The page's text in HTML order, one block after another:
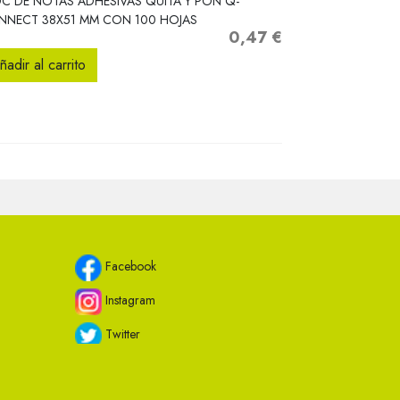
38X51 MM CON 100 HOJAS
Precio
0,47 €
al carrito
Facebook
Instagram
Twitter